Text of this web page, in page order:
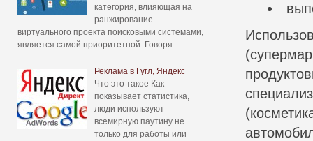
категория, влияющая на
ранжирование
виртуального проекта поисковыми системами,
является самой приоритетной. Говоря
Реклама в Гугл, Яндекс
Что это такое Как
показывает статистика,
люди используют
всемирную паутину не
только для работы или